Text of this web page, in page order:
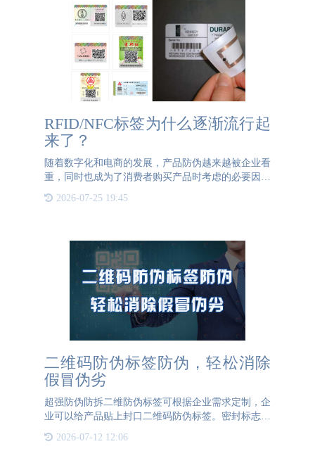
RFID/NFC标签为什么逐渐流行起
来了？
随着数字化和电商的发展，产品防伪越来越被企业看
重，同时也成为了消费者购买产品时考虑的必要因素
费者都带了极大的好处，而现在市场的防伪标签大致
2026-07-25 19:45
二维码防伪标签防伪，轻松消除
假冒伪劣
超强防伪防拆二维防伪标签可根据企业需求定制，企
业可以给产品贴上封口二维码防伪标签。密封标志防
转移、防撕毁，加密技术防伪有保障，保证产品不被
仿冒。二维码防伪标签可以设计成各种形状，适用于
2026-07-12 12:06